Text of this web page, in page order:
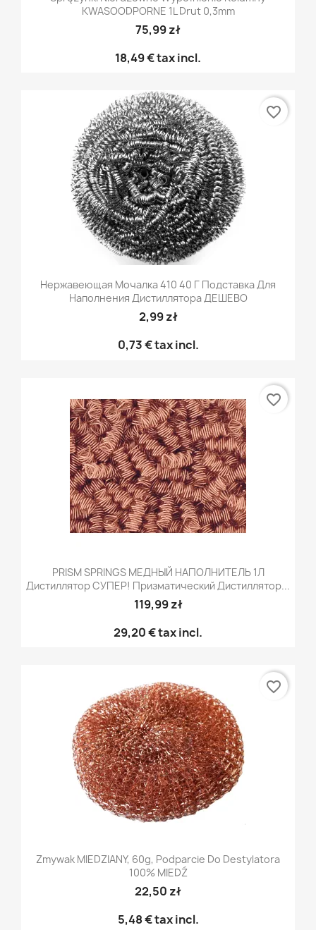
KWASOODPORNE 1L Drut 0,3mm
75,99 zł
18,49 €tax incl.
Нержавеющая Мочалка 410 40 Г Подставка Для
Наполнения Дистиллятора ДЕШЕВО
2,99 zł
0,73 €tax incl.
favorite_border
PRISM SPRINGS МЕДНЫЙ НАПОЛНИТЕЛЬ 1Л
Дистиллятор СУПЕР! Призматический Дистиллятор...
119,99 zł
29,20 €tax incl.
favorite_border
Zmywak MIEDZIANY, 60g, Podparcie Do Destylatora
100% MIEDŹ
22,50 zł
5,48 €tax incl.
favorite_border